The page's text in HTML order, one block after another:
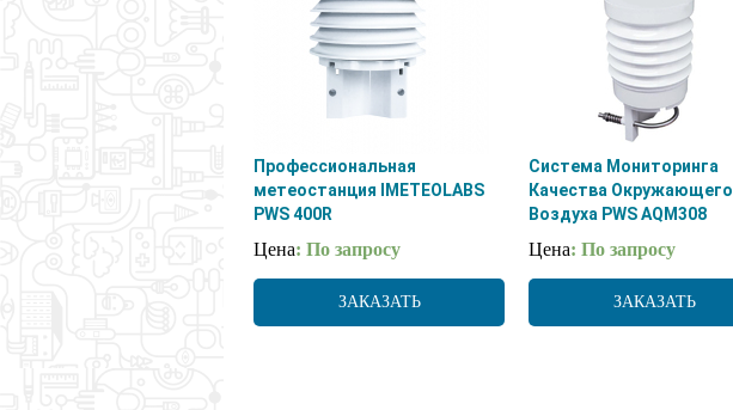
Профессиональная
метеостанция IMETEOLABS
PWS 400R
Цена: По запросу
ЗАКАЗАТЬ
Система Мониторинга
Качества Окружающего
Воздуха PWS AQM308
Цена: По запросу
ЗАКАЗАТЬ